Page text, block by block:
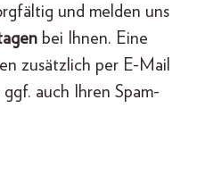
und melden uns
bei Ihnen. Eine
zusätzlich per E-Mail
auch Ihren Spam-